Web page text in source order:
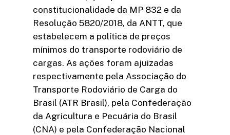
constitucionalidade da MP 832 e da
Resolução 5820/2018, da ANTT, que
estabelecem a política de preços
mínimos do transporte rodoviário de
cargas. As ações foram ajuizadas
respectivamente pela Associação do
Transporte Rodoviário de Carga do
Brasil (ATR Brasil), pela Confederação
da Agricultura e Pecuária do Brasil
(CNA) e pela Confederação Nacional